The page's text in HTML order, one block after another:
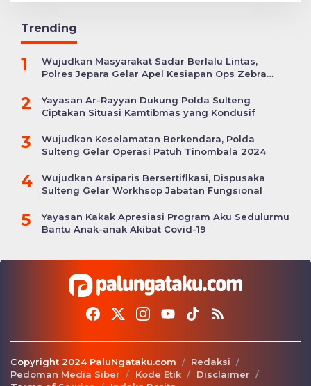
Trending
1
Wujudkan Masyarakat Sadar Berlalu Lintas,
Polres Jepara Gelar Apel Kesiapan Ops Zebra
2
Yayasan Ar-Rayyan Dukung Polda Sulteng
Ciptakan Situasi Kamtibmas yang Kondusif
3
Wujudkan Keselamatan Berkendara, Polda
Sulteng Gelar Operasi Patuh Tinombala 2024
4
Wujudkan Arsiparis Bersertifikasi, Dispusaka
Sulteng Gelar Workhsop Jabatan Fungsional
5
Yayasan Kakak Apresiasi Program Aku Sedulurmu
Bantu Anak-anak Akibat Covid-19
Copyright 2024 PaluNgataku.com
Redaksi
Pedoman Media Siber
Kode Etik
Disclaimer